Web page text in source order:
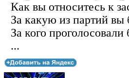
Как вы относитесь к
За какую из партий вы
За кого
...